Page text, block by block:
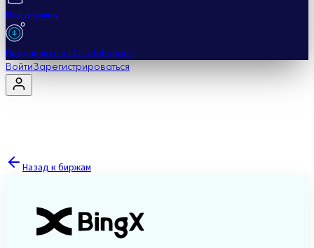
Поддержка
Продавайте на Cryptohopper
ВойтиЗарегистрироваться
Назад к биржам